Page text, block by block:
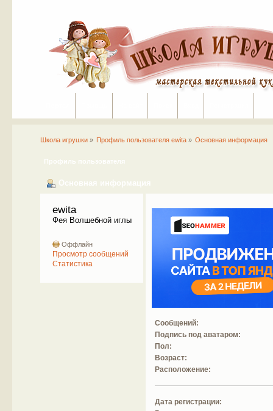
Школа игрушки» Профиль пользователя ewita » Основная информация
Профиль пользователя
Основная информация
ewita
Фея Волшебной иглы
Оффлайн
Просмотр сообщений
Статистика
Сообщений:
Подпись под аватаром:
Пол:
Возраст:
Расположение:
Дата регистрации: